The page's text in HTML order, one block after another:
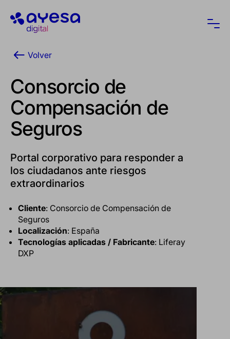
Ayesa
Volver
Consorcio de
Compensación de
Seguros
Portal corporativo para responder a
los ciudadanos ante riesgos
extraordinarios
Cliente: Consorcio de Compensación de
Seguros
Localización: España
Tecnologías aplicadas / Fabricante: Liferay
DXP